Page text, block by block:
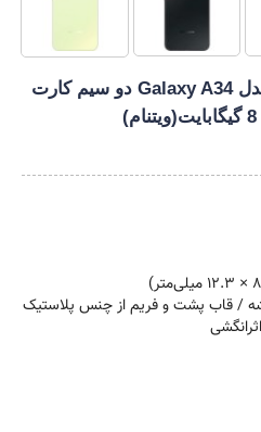
گوشی موبایل سامسونگ مدل Galaxy A34 دو سیم کارت
/ قاب پشت و فریم از چنس پلاستیک